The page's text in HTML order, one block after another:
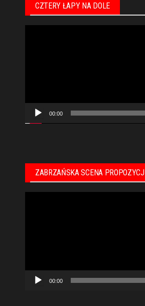
CZTERY ŁAPY NA DOLE
00:00
ZABRZAŃSKA SCENA PROPOZYCJI
00:00